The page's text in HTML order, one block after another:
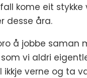
kome eit
desse åra.
å jobbe saman
som vi aldri
ikkje verne og ta